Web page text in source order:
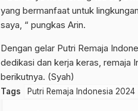
yang bermanfaat untuk
saya, “ pungkas Arin.
Dengan gelar Putri Remaja
dedikasi dan kerja keras, remaja
berikutnya. (Syah)
Tags Putri Remaja Indonesia 2024